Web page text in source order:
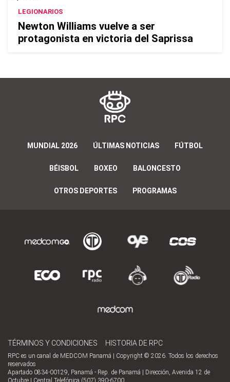
LEGIONARIOS
Newton Williams vuelve a ser
protagonista en victoria del Saprissa
MUNDIAL 2026 ÚLTIMAS NOTICIAS FÚTBOL
BÉISBOL BOXEO BALONCESTO
OTROS DEPORTES PROGRAMAS
TÉRMINOS Y CONDICIONES HISTORIA DE RPC
RPC es un canal de MEDCOM Panamá | Copyright © 2026. Todos los derechos
reservados
Apartado 0834-00129, Panamá - Rep. de Panamá | Dirección, Avenida 12 de
Octubre | Central Telefónica (507) 390-6700